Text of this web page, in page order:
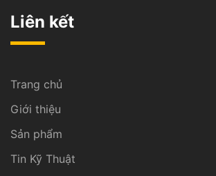
Liên kết
Trang chủ
Giới thiệu
Sản phẩm
Tin Kỹ Thuật